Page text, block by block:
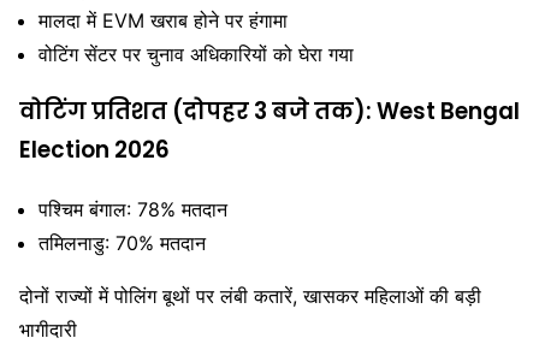
मालदा में EVM खराब होने पर हंगामा
वोटिंग सेंटर पर चुनाव अधिकारियों को घेरा गया
वोटिंग प्रतिशत (दोपहर 3 बजे तक): West Bengal
Election 2026
पश्चिम बंगाल: 78% मतदान
तमिलनाडु: 70% मतदान
दोनों राज्यों में पोलिंग बूथों पर लंबी कतारें, खासकर महिलाओं की बड़ी
भागीदारी